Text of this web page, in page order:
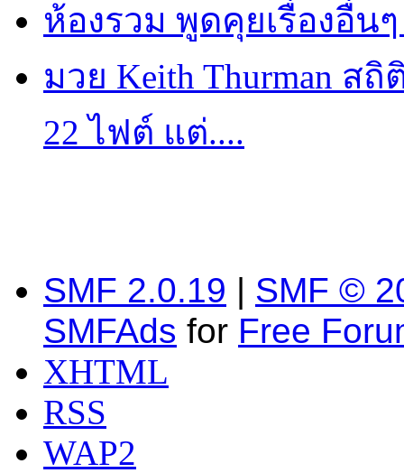
ห้องรวม พูดคุยเรื่องอื่น
มวย Keith Thurman ส
22 ไฟต์ แต่​....
SMF 2.0.19 | SMF ©
SMFAds for Free
XHTML
RSS
WAP2